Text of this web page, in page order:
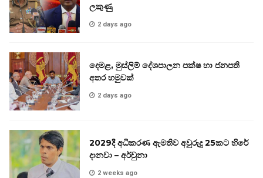
ලකුණු
2 days ago
දෙමළ, මුස්ලිම් දේශපාලන පක්ෂ හා ජනපති
අතර හමුවක්
2 days ago
2029දී අධිකරණ ඇමතිව අවුරුදු 25කට හිරේ
දානවා – අර්චුනා
2 weeks ago